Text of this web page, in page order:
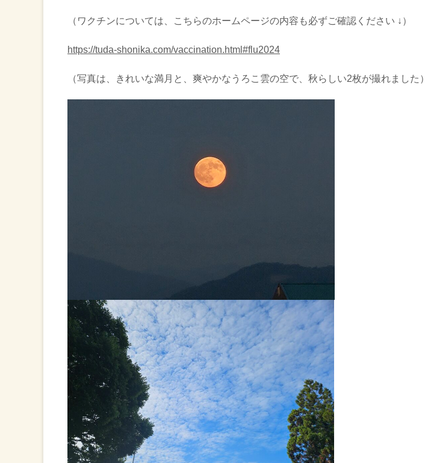
（ワクチンについては、こちらのホームページの内容も必ずご確認ください ↓）
https://tuda-shonika.com/vaccination.html#flu2024
（写真は、きれいな満月と、爽やかなうろこ雲の空で、秋らしい2枚が撮れました）